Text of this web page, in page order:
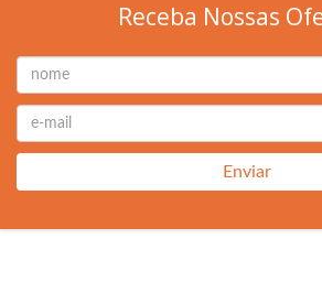
Receba Nossas